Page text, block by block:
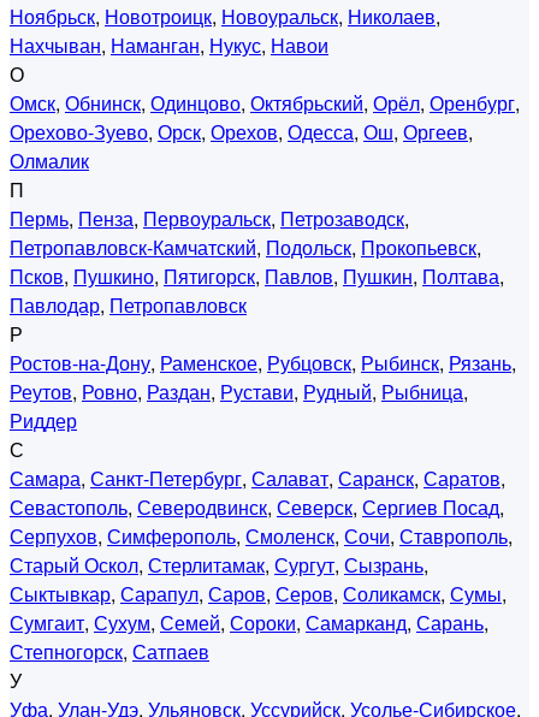
Ноябрьск, Новотроицк, Новоуральск, Николаев,
Нахчыван, Наманган, Нукус, Навои
О
Омск, Обнинск, Одинцово, Октябрьский, Орёл, Оренбург,
Орехово-Зуево, Орск, Орехов, Одесса, Ош, Оргеев,
Олмалик
П
Пермь, Пенза, Первоуральск, Петрозаводск,
Петропавловск-Камчатский, Подольск, Прокопьевск,
Псков, Пушкино, Пятигорск, Павлов, Пушкин, Полтава,
Павлодар, Петропавловск
Р
Ростов-на-Дону, Раменское, Рубцовск, Рыбинск, Рязань,
Реутов, Ровно, Раздан, Рустави, Рудный, Рыбница,
Риддер
С
Самара, Санкт-Петербург, Салават, Саранск, Саратов,
Севастополь, Северодвинск, Северск, Сергиев Посад,
Серпухов, Симферополь, Смоленск, Сочи, Ставрополь,
Старый Оскол, Стерлитамак, Сургут, Сызрань,
Сыктывкар, Сарапул, Саров, Серов, Соликамск, Сумы,
Сумгаит, Сухум, Семей, Сороки, Самарканд, Сарань,
Степногорск, Сатпаев
У
Уфа, Улан-Удэ, Ульяновск, Уссурийск, Усолье-Сибирское,